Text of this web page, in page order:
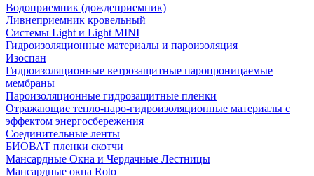
Водоприемник (дождеприемник)
Ливнеприемник кровельный
Системы Light и Light MINI
Гидроизоляционные материалы и пароизоляция
Изоспан
Гидроизоляционные ветрозащитные паропроницаемые
мембраны
Пароизоляционные гидрозащитные пленки
Отражающие тепло-паро-гидроизоляционные материалы с
эффектом энергосбережения
Соединительные ленты
БИОВАТ пленки скотчи
Мансардные Окна и Чердачные Лестницы
Мансардные окна Roto